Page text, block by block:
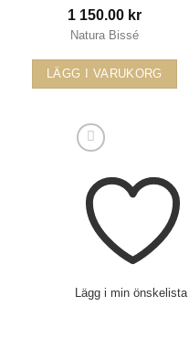
1 150.00 kr
Natura Bissé
LÄGG I VARUKORG
Lägg i min önskelista